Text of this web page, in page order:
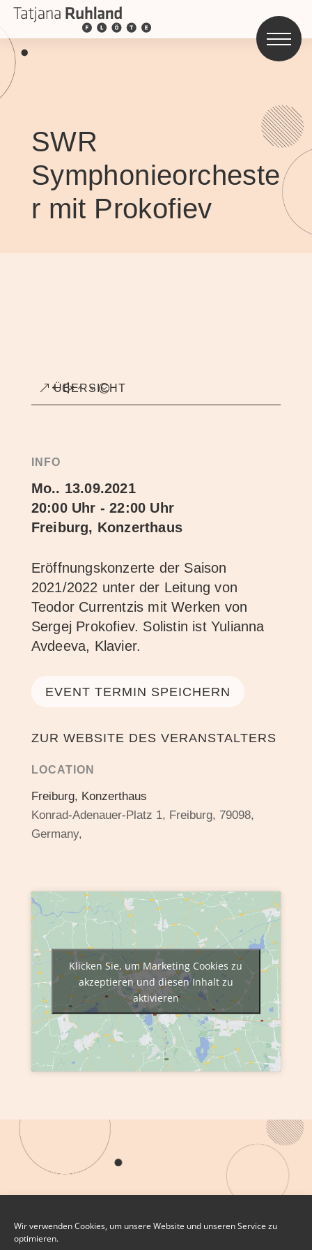
Wir verwenden Cookies, um unsere Website und unseren Service zu
optimieren.
SWR
Symphonieorcheste
r mit Prokofiev
ÜBERSICHT
INFO
Mo.. 13.09.2021
20:00 Uhr - 22:00 Uhr
Freiburg, Konzerthaus
Eröffnungskonzerte der Saison
2021/2022 unter der Leitung von
Teodor Currentzis mit Werken von
Sergej Prokofiev. Solistin ist Yulianna
Avdeeva, Klavier.
EVENT TERMIN SPEICHERN
ZUR WEBSITE DES VERANSTALTERS
LOCATION
Freiburg, Konzerthaus
Konrad-Adenauer-Platz 1, Freiburg, 79098,
Germany,
Klicken Sie, um Marketing Cookies zu
akzeptieren und diesen Inhalt zu
aktivieren